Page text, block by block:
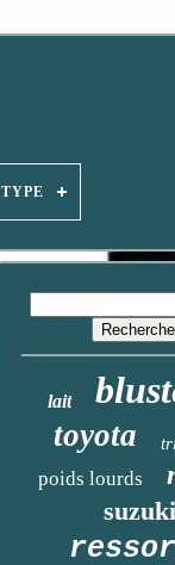
TYPE
lait
toyota
poids lourds
suzuki